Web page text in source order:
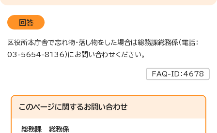
回答
区役所本庁舎で忘れ物・落し物をした場合は総務課総務係（電話：
03-5654-8136）にお問い合わせください。
FAQ-ID：4678
このページに関するお問い合わせ
総務課
総務係